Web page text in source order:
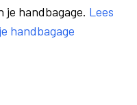
je handbagage. Lees
handbagage